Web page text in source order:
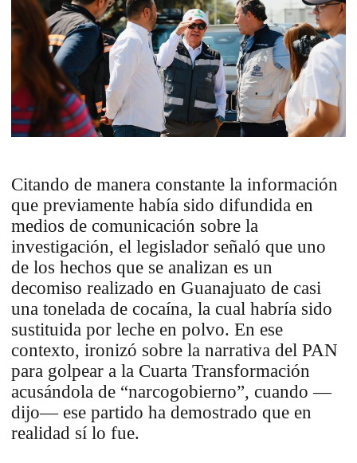
Citando de manera constante la información
que previamente había sido difundida en
medios de comunicación sobre la
investigación, el legislador señaló que uno
de los hechos que se analizan es un
decomiso realizado en Guanajuato de casi
una tonelada de cocaína, la cual habría sido
sustituida por leche en polvo. En ese
contexto, ironizó sobre la narrativa del PAN
para golpear a la Cuarta Transformación
acusándola de “narcogobierno”, cuando —
dijo— ese partido ha demostrado que en
realidad sí lo fue.